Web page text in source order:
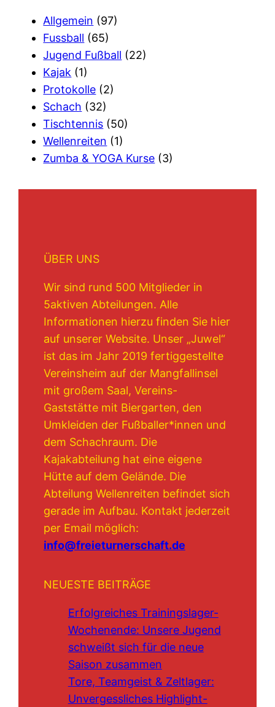
Allgemein (97)
Fussball (65)
Jugend Fußball (22)
Kajak (1)
Protokolle (2)
Schach (32)
Tischtennis (50)
Wellenreiten (1)
Zumba & YOGA Kurse (3)
ÜBER UNS
Wir sind rund 500 Mitglieder in
5aktiven Abteilungen. Alle
Informationen hierzu finden Sie hier
auf unserer Website. Unser „Juwel“
ist das im Jahr 2019 fertiggestellte
Vereinsheim auf der Mangfallinsel
mit großem Saal, Vereins-
Gaststätte mit Biergarten, den
Umkleiden der Fußballer*innen und
dem Schachraum. Die
Kajakabteilung hat eine eigene
Hütte auf dem Gelände. Die
Abteilung Wellenreiten befindet sich
gerade im Aufbau. Kontakt jederzeit
per Email möglich:
info@freieturnerschaft.de
NEUESTE BEITRÄGE
Erfolgreiches Trainingslager-
Wochenende: Unsere Jugend
schweißt sich für die neue
Saison zusammen
Tore, Teamgeist & Zeltlager:
Unvergessliches Highlight-